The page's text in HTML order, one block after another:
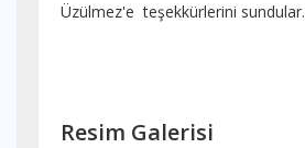
Üzülmez'e teşekkürlerini sundular.
Resim Galerisi